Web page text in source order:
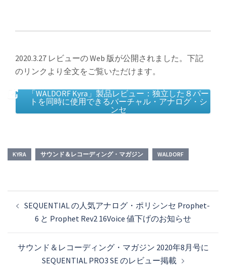
2020.3.27 レビューの Web 版が公開されました。下記
のリンクより全文をご覧いただけます。
「WALDORF Kyra」製品レビュー：独立した８パー
トを同時に使用できるバーチャル・アナログ・シ
ンセ
KYRA サウンド＆レコーディング・マガジン WALDORF
稿 SEQUENTIAL の人気アナログ・ポリシンセ Prophet-
6 と Prophet Rev2 16Voice 値下げのお知らせ
サウンド＆レコーディング・マガジン 2020年8月号に
SEQUENTIAL PRO3 SE のレビュー掲載